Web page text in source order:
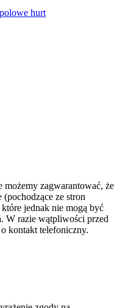
hurt
możemy zagwarantować, że
ze stron
jednak nie mogą być
W razie wątpliwości przed
kontakt telefoniczny.